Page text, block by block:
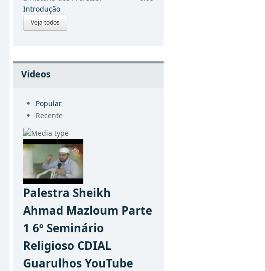
Introdução
Veja todos
Videos
Popular
Recente
Palestra Sheikh
Ahmad Mazloum Parte
1 6º Seminário
Religioso CDIAL
Guarulhos YouTube